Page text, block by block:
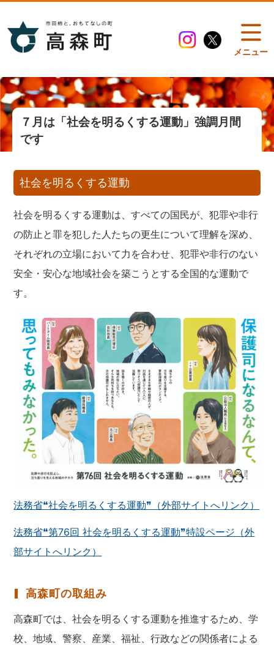
メニュー
７月は「社会を明るくする運動」強調月間
です
社会を明るくする運動
社会を明るくする運動は、すべての国民が、犯罪や非行
の防止と罪を犯した人たちの更生について理解を深め、
それぞれの立場において力を合わせ、犯罪や非行のない
安全・安心な地域社会を築こうとする全国的な運動で
す。
法務省❝社会を明るくする運動❞（外部サイトへリンク）
法務省❝第76回 社会を明るくする運動❞特設ページ（外
部サイトへリンク）
高森町の取組み
高森町では、社会を明るくする運動を推進するため、学
校、地域、警察、産業、福祉、行政などの関係者による